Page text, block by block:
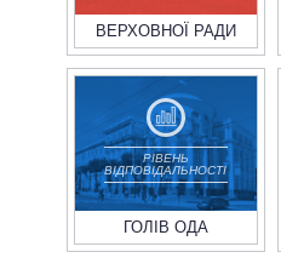
ВЕРХОВНОЇ РАДИ
РІВЕНЬ
ВІДПОВІДАЛЬНОСТІ
ГОЛІВ ОДА